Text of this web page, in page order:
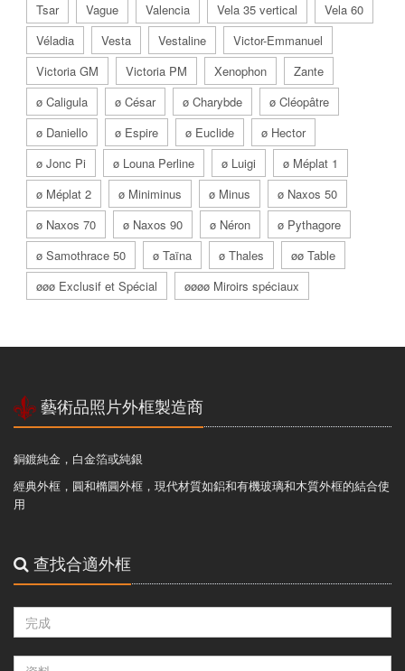
Tsar
Vague Valencia Vela 35 vertical
Vela 60
Véladia
Vesta Vestaline
Victor-Emmanuel
Victoria GM
Victoria PM Xenophon
Zante
ø Caligula
ø César ø Charybde
ø Cléopâtre
ø Daniello
ø Espire ø Euclide
ø Hector
ø Jonc Pi
ø Louna Perline ø Luigi
ø Méplat 1
ø Méplat 2
ø Miniminus ø Minus
ø Naxos 50
ø Naxos 70
ø Naxos 90 ø Néron
ø Pythagore
ø Samothrace 50
ø Taïna ø Thales
øø Table
øøø Exclusif et Spécial
øøøø Miroirs spéciaux
藝術品照片外框製造商
銅鍍純金，白金箔或純銀
經典外框，圓和橢圓外框，現代材質如鋁和有機玻璃和木質外框的結合使
用
查找合適外框